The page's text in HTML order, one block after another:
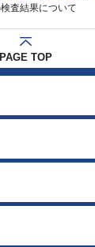
査結果について
PAGE TOP